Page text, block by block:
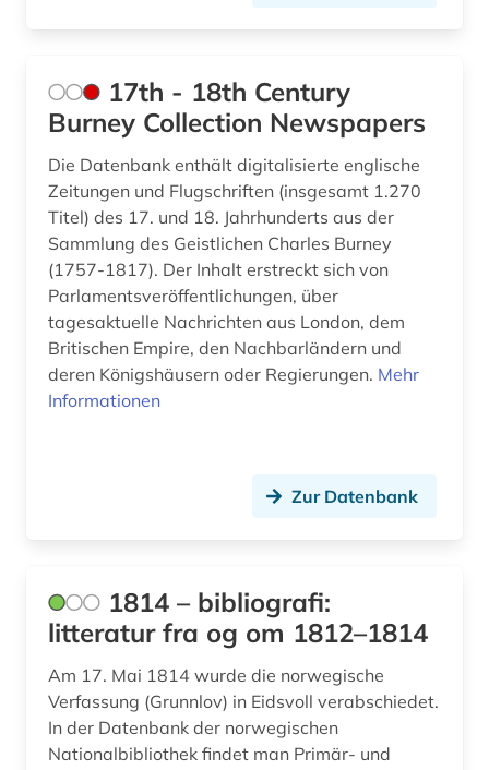
atlas (10)
atomare bedrohung (1)
audio recordings (1)
audiodatei (2)
audioführung (1)
audiothek (1)
audiovisuelles material (2)
aufgebot (1)
augenzeugenbericht (1)
augsburg (1)
augustinus (1)
auktionshaus (1)
17th - 18th Century
Burney Collection Newspapers
Die Datenbank enthält digitalisierte englische
Zeitungen und Flugschriften (insgesamt 1.270
Titel) des 17. und 18. Jahrhunderts aus der
Sammlung des Geistlichen Charles Burney
(1757-1817). Der Inhalt erstreckt sich von
Parlamentsveröffentlichungen, über
tagesaktuelle Nachrichten aus London, dem
Britischen Empire, den Nachbarländern und
deren Königshäusern oder Regierungen. Mehr
Informationen
Zur Datenbank
1814 – bibliografi:
litteratur fra og om 1812–1814
Am 17. Mai 1814 wurde die norwegische
Verfassung (Grunnlov) in Eidsvoll verabschiedet.
In der Datenbank der norwegischen
Nationalbibliothek findet man Primär- und